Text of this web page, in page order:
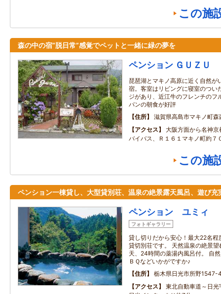
この施
森の中の宿“脱日常”感覚でペットと一緒に緑の夢を
ペンション ＧＵＺＵ
琵琶湖とマキノ高原に近く自然が
宿。客室はリビングに寝室のつい
ジがあり、近江牛のフレンチのフ
パンの朝食が好評
住所
滋賀県高島市マキノ町森
アクセス
大阪方面から名神
バイバス、Ｒ１６１マキノ町約７
この施
ペンション一棟貸し、大型貸別荘、温泉の絶景露天風呂、遊び充
ペンション ユミィ
フォトギャラリー
貸し切りだから安心！最大22名
貸切別荘です。 天然温泉の絶景
天、24時間の薬湯内風呂付。 自
ＢＱなどいかがですか♪
住所
栃木県日光市所野1547-
アクセス
東北自動車道～日